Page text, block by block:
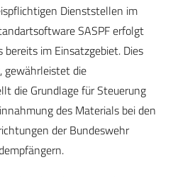
Dienststellen im
SASPF erfolgt
im Einsatzgebiet. Dies
gewährleistet die
die Grundlage für Steuerung
des Materials bei den
der Bundeswehr